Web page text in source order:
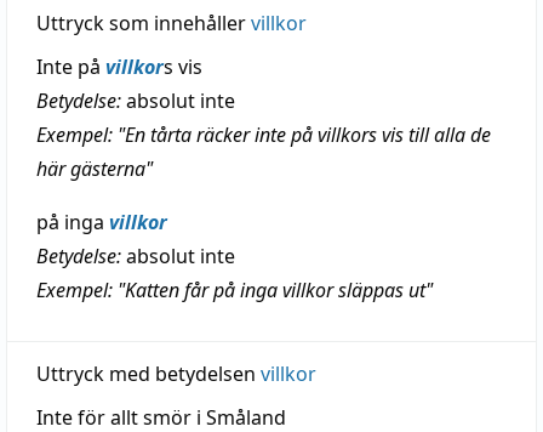
Uttryck som innehållervillkor
Inte på villkors vis
Betydelse:absolut inte
Exempel: "En tårta räcker inte på villkors vis till alla de
här gästerna"
på inga villkor
Betydelse:absolut inte
Exempel: "Katten får på inga villkor släppas ut"
Uttryck med betydelsen villkor
Inte för allt smör i Småland